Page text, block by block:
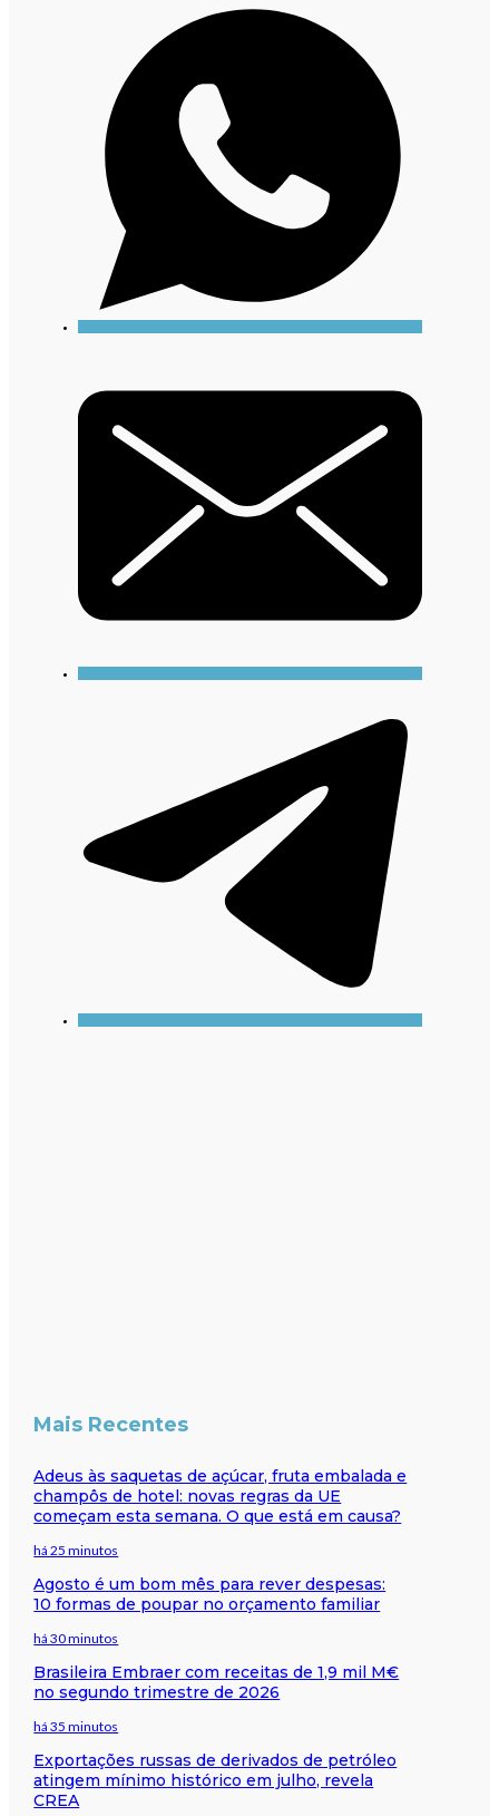
Mais Recentes
Adeus às saquetas de açúcar, fruta embalada e
champôs de hotel: novas regras da UE
começam esta semana. O que está em causa?
há 25 minutos
Agosto é um bom mês para rever despesas:
10 formas de poupar no orçamento familiar
há 30 minutos
Brasileira Embraer com receitas de 1,9 mil M€
no segundo trimestre de 2026
há 35 minutos
Exportações russas de derivados de petróleo
atingem mínimo histórico em julho, revela
CREA